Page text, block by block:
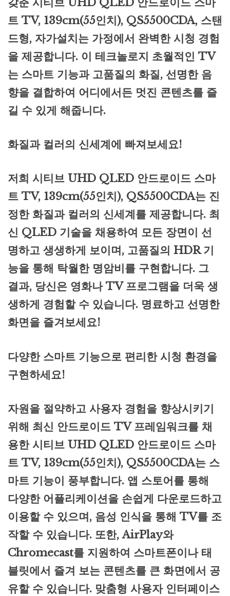
트 TV, 139cm(55인치), QS5500CDA, 스탠
드형, 자가설치는 가정에서 완벽한 시청 경험
을 제공합니다. 이 테크놀로지 초월적인 TV
는 스마트 기능과 고품질의 화질, 선명한 음
향을 결합하여 어디에서든 멋진 콘텐츠를 즐
길 수 있게 해줍니다.
화질과 컬러의 신세계에 빠져보세요!
저희 시티브 UHD QLED 안드로이드 스마
트 TV, 139cm(55인치), QS5500CDA는 진
정한 화질과 컬러의 신세계를 제공합니다. 최
신 QLED 기술을 채용하여 모든 장면이 선
명하고 생생하게 보이며, 고품질의 HDR 기
능을 통해 탁월한 명암비를 구현합니다. 그
결과, 당신은 영화나 TV 프로그램을 더욱 생
생하게 경험할 수 있습니다. 명료하고 선명한
화면을 즐겨보세요!
다양한 스마트 기능으로 편리한 시청 환경을
구현하세요!
자원을 절약하고 사용자 경험을 향상시키기
위해 최신 안드로이드 TV 프레임워크를 채
용한 시티브 UHD QLED 안드로이드 스마
트 TV, 139cm(55인치), QS5500CDA는 스
마트 기능이 풍부합니다. 앱 스토어를 통해
다양한 어플리케이션을 손쉽게 다운로드하고
이용할 수 있으며, 음성 인식을 통해 TV를 조
작할 수 있습니다. 또한, AirPlay와
Chromecast를 지원하여 스마트폰이나 태
블릿에서 즐겨 보는 콘텐츠를 큰 화면에서 공
유할 수 있습니다. 맞춤형 사용자 인터페이스